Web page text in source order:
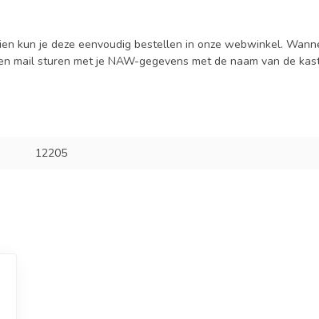
kun je deze eenvoudig bestellen in onze webwinkel.
mail sturen met je NAW-gegevens met de naam van de
12205